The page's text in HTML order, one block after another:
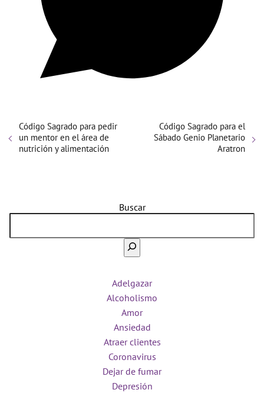
Código Sagrado para pedir
un mentor en el área de
nutrición y alimentación
Código Sagrado para el
Sábado Genio Planetario
Aratron
Buscar
Adelgazar
Alcoholismo
Amor
Ansiedad
Atraer clientes
Coronavirus
Dejar de fumar
Depresión